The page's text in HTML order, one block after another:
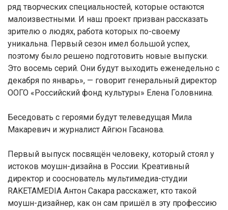
ряд творческих специальностей, которые остаются
малоизвестными. И наш проект призван рассказать
зрителю о людях, работа которых по-своему
уникальна. Первый сезон имел большой успех,
поэтому было решено подготовить новые выпуски.
Это восемь серий. Они будут выходить еженедельно с
декабря по январь», — говорит генеральный директор
ООГО «Российский фонд культуры» Елена Головнина.
Беседовать с героями будут телеведущая Мила
Макаревич и журналист Айгюн Гасанова.
Первый выпуск посвящён человеку, который стоял у
истоков моушн-дизайна в России. Креативный
директор и сооснователь мультимедиа-студии
RAKETAMEDIA Антон Сакара расскажет, кто такой
моушн-дизайнер, как он сам пришёл в эту профессию